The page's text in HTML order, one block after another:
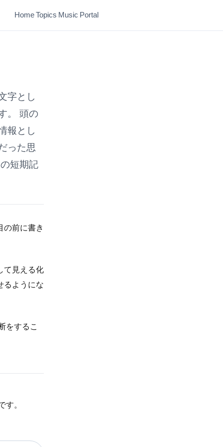
HomeTopics Music Portal
字とし
。 頭の
報とし
った思
短期記
の前に書き
て見える化
るようにな
をするこ
す。